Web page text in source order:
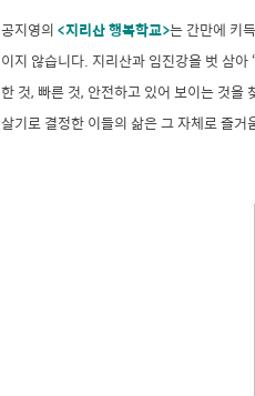
공지영의<지리산 행복학교>는 간만에 키
이지 않습니다. 지리산과 임진강을 벗 삼
한 것, 빠른 것, 안전하고 있어 보이는 것을
살기로 결정한 이들의 삶은 그 자체로 즐거